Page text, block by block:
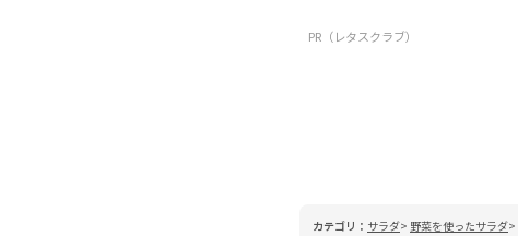
PR（レタスクラブ）
カテゴリ： サラダ 野菜を使ったサラダ